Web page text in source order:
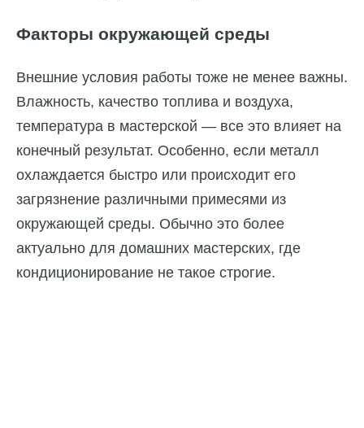
Факторы окружающей среды
Внешние условия работы тоже не менее важны.
Влажность, качество топлива и воздуха,
температура в мастерской — все это влияет на
конечный результат. Особенно, если металл
охлаждается быстро или происходит его
загрязнение различными примесями из
окружающей среды. Обычно это более
актуально для домашних мастерских, где
кондиционирование не такое строгие.